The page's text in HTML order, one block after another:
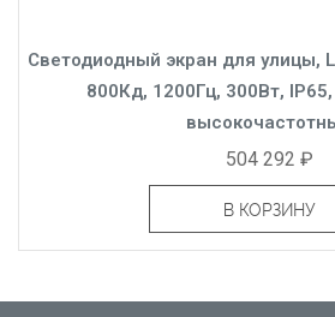
Светодиодный экран для улицы,
800Кд, 1200Гц, 300Вт,
504 292 ₽
В КОРЗИНУ